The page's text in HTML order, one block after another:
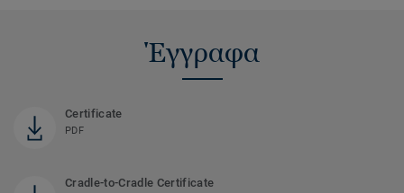
Έγγραφα
Certificate
PDF
Cradle-to-Cradle Certificate